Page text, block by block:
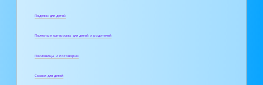
Поделки для детей
Полезные материалы для детей и родителей
Пословицы и поговорки
Сказки для детей